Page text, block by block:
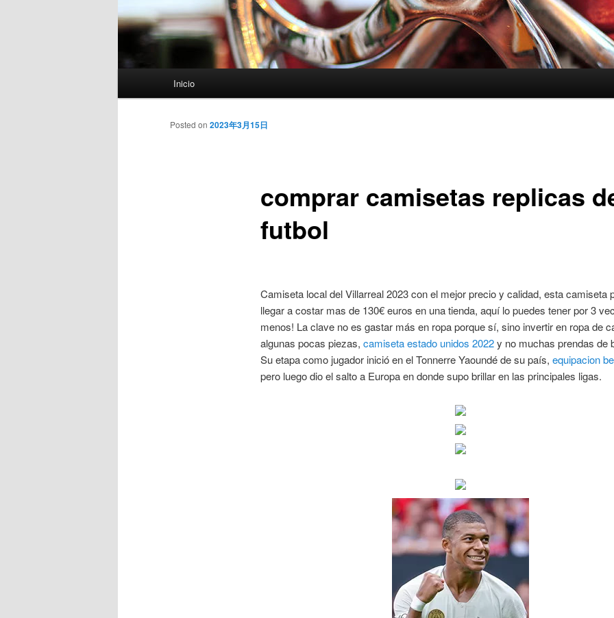
Inicio
comprar camisetas replicas
futbol
Posted on 2023年3月15日
Camiseta local del Villarreal 2023 con el mejor precio y calidad, esta camiseta
llegar a costar mas de 130€ euros en una tienda, aquí lo puedes tener por 3
menos! La clave no es gastar más en ropa porque sí, sino invertir en ropa de
algunas pocas piezas, camiseta estado unidos 2022y no muchas prendas de
Su etapa como jugador inició en el Tonnerre Yaoundé de su país, equipacion
pero luego dio el salto a Europa en donde supo brillar en las principales ligas.